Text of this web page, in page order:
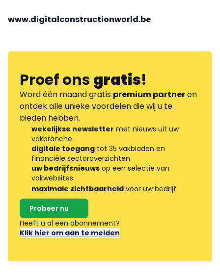
www.digitalconstructionworld.be
Proef onsgratis!
Word één maand gratis premium partneren
ontdek alle unieke voordelen die wij u te
bieden hebben.
wekelijkse newsletter met nieuws uit uw
vakbranche
digitale toegang tot 35 vakbladen en
financiële sectoroverzichten
uw bedrijfsnieuws op een selectie van
vakwebsites
maximale zichtbaarheid voor uw bedrijf
Probeer nu
Heeft u al een abonnement?
Klik hier om aan te melden